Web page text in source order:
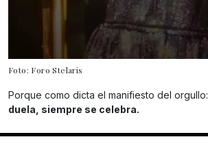
Foto: Foro Stelaris
Porque como dicta el manifiesto del orgullo:
duela, siempre se celebra.